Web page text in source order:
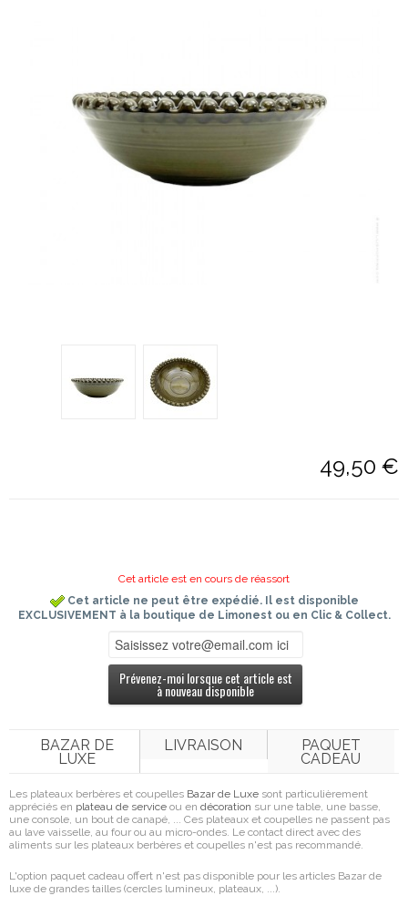
49,50 €
Cet article est en cours de réassort
Cet article ne peut être expédié. Il est disponible
EXCLUSIVEMENT à la boutique de Limonest ou en Clic & Collect.
Prévenez-moi lorsque cet article est
à nouveau disponible
BAZAR DE
LUXE
LIVRAISON PAQUET
CADEAU
Les plateaux berbères et coupelles Bazar de Luxe sont particulièrement
appréciés en plateau de service ou en décoration sur une table, une basse,
une console, un bout de canapé, ... Ces plateaux et coupelles ne passent pas
au lave vaisselle, au four ou au micro-ondes. Le contact direct avec des
aliments sur les plateaux berbères et coupelles n'est pas recommandé.
L'option paquet cadeau offert n'est pas disponible pour les articles Bazar de
luxe de grandes tailles (cercles lumineux, plateaux, ...).